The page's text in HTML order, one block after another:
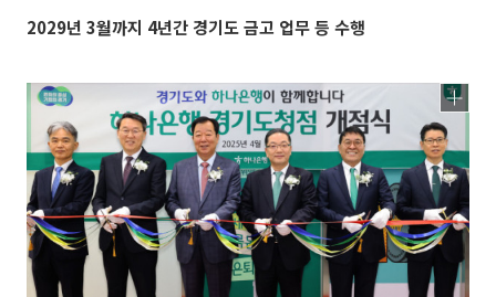
2029년 3월까지 4년간 경기도 금고 업무 등 수행